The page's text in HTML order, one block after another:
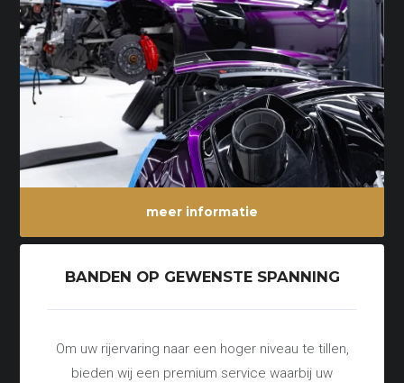
meer informatie
BANDEN OP GEWENSTE SPANNING
Om uw rijervaring naar een hoger niveau te tillen,
bieden wij een premium service waarbij uw